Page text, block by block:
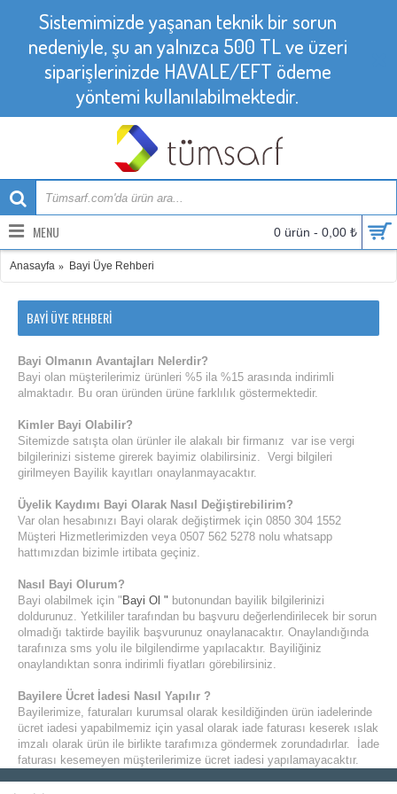
Sistemimizde yaşanan teknik bir sorun
nedeniyle, şu an yalnızca 500 TL ve üzeri
siparişlerinizde HAVALE/EFT ödeme
yöntemi kullanılabilmektedir.
0 ürün - 0,00 ₺
MENU
Anasayfa Bayi Üye Rehberi
BAYI ÜYE REHBERI
Bayi Olmanın Avantajları Nelerdir?
Bayi olan müşterilerimiz ürünleri %5 ila %15 arasında indirimli
almaktadır. Bu oran üründen ürüne farklılık göstermektedir.
Kimler Bayi Olabilir?
Sitemizde satışta olan ürünler ile alakalı bir firmanız var ise vergi
bilgilerinizi sisteme girerek bayimiz olabilirsiniz. Vergi bilgileri
girilmeyen Bayilik kayıtları onaylanmayacaktır.
Üyelik Kaydımı Bayi Olarak Nasıl Değiştirebilirim?
Var olan hesabınızı Bayi olarak değiştirmek için 0850 304 1552
Müşteri Hizmetlerimizden veya 0507 562 5278 nolu whatsapp
hattımızdan bizimle irtibata geçiniz.
Nasıl Bayi Olurum?
Bayi olabilmek için " Bayi Ol " butonundan bayilik bilgilerinizi
doldurunuz. Yetkililer tarafından bu başvuru değerlendirilecek bir sorun
olmadığı taktirde bayilik başvurunuz onaylanacaktır. Onaylandığında
tarafınıza sms yolu ile bilgilendirme yapılacaktır. Bayiliğiniz
onaylandıktan sonra indirimli fiyatları görebilirsiniz.
Bayilere Ücret İadesi Nasıl Yapılır ?
Bayilerimize, faturaları kurumsal olarak kesildiğinden ürün iadelerinde
ücret iadesi yapabilmemiz için yasal olarak iade faturası keserek ıslak
imzalı olarak ürün ile birlikte tarafımıza göndermek zorundadırlar. İade
faturası kesemeyen müşterilerimize ücret iadesi yapılamayacaktır.